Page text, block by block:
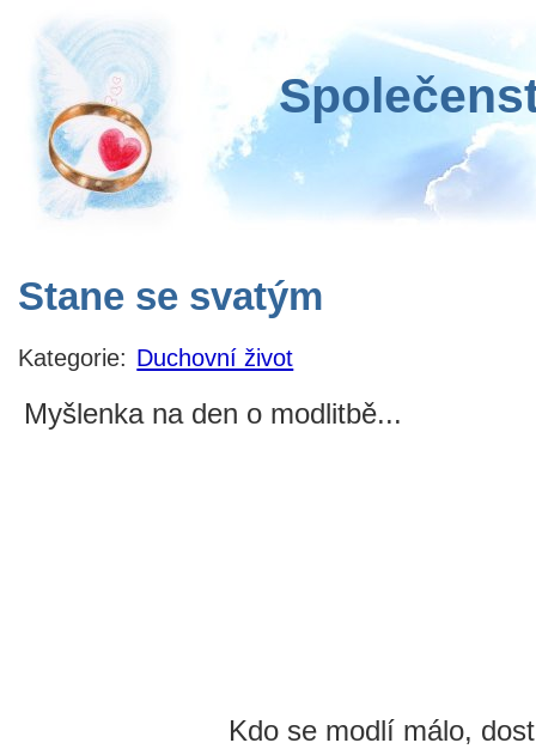
Stane se svatým
Kategorie: Duchovní život
Myšlenka na den o modlitbě...
Kdo se modlí málo,